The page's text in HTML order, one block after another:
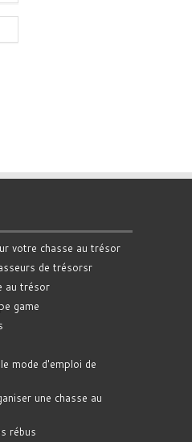
votre chasse au trésor
de trésorsr
au trésor
game
mode d'emploi de
une chasse au
rébus